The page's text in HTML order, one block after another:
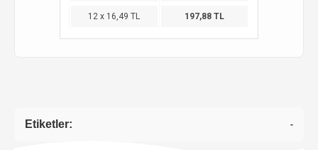
12 x 16,49 TL 197,88 TL
Etiketler: -